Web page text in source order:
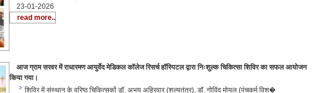
23-01-2026
read more..
आज ग्राम सरवर में राधारमण आयुर्वेद मेडिकल कॉलेज रिसर्च हॉस्पिटल द्वारा निःशुल्क चिकित्सा शिविर का सफल आयोजन
किया गया।
शिविर में संस्थान के वरिष्ठ चिकित्सकों डॉ. अभय अहिरवार (शल्यतंत्र), डॉ. गोविंद मोयल (पंचकर्म विश�